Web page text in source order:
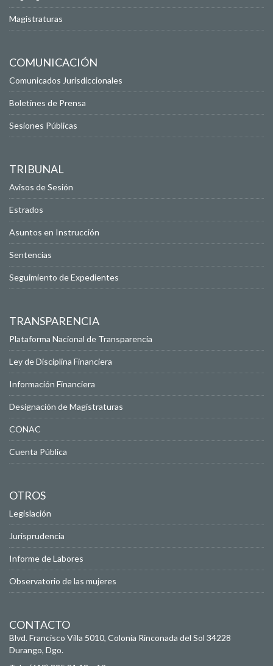
Magistraturas
COMUNICACIÓN
Comunicados Jurisdiccionales
Boletines de Prensa
Sesiones Públicas
TRIBUNAL
Avisos de Sesión
Estrados
Asuntos en Instrucción
Sentencias
Seguimiento de Expedientes
TRANSPARENCIA
Plataforma Nacional de Transparencia
Ley de Disciplina Financiera
Información Financiera
Designación de Magistraturas
CONAC
Cuenta Pública
OTROS
Legislación
Jurisprudencia
Informe de Labores
Observatorio de las mujeres
CONTACTO
Blvd. Francisco Villa 5010, Colonia Rinconada del Sol 34228
Durango, Dgo.